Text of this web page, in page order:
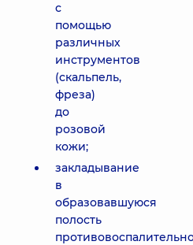
с
помощью
различных
инструментов
(скальпель,
фреза)
до
розовой
кожи;
закладывание
в
образовавшуюся
полость